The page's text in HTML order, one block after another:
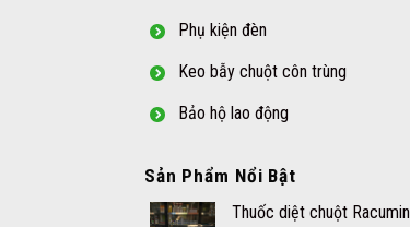
Phụ kiện đèn
Keo bẫy chuột côn trùng
Bảo hộ lao động
Sản Phẩm Nổi Bật
Thuốc diệt chuột Racumin